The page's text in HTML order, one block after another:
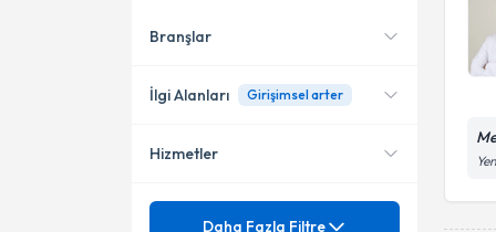
Ataşehir
Küçükçekmece
Konumuma yakın uzmanları
Branşlar
Kalp Damar Cerrahisi
İlgi Alanları Girişimsel arter
Girişimsel arter
Hizmetler
Mezuniyet
Daha Fazla Filtre